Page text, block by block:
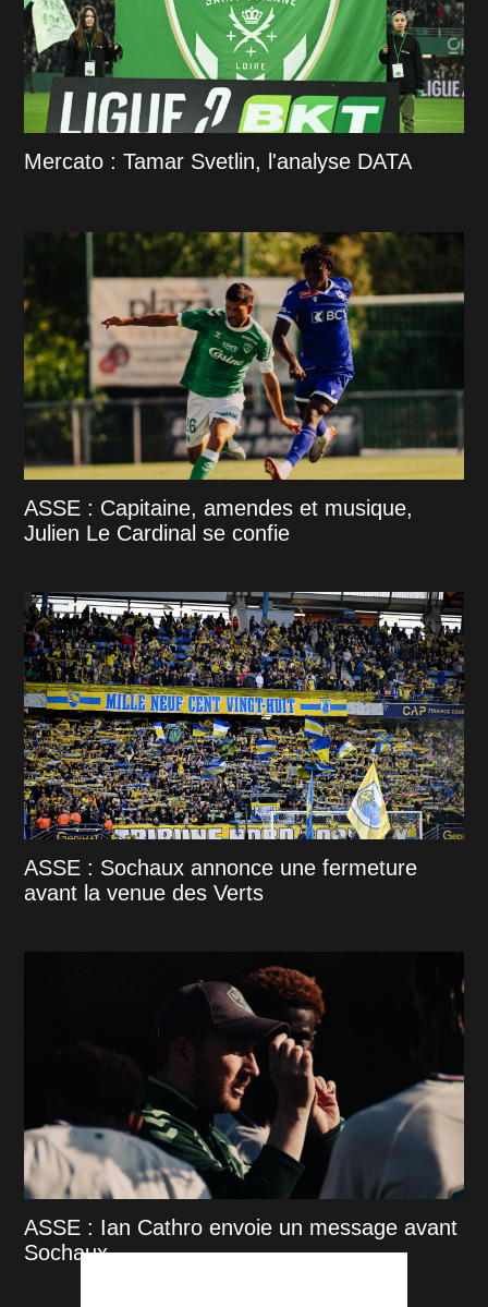
Mercato : Tamar Svetlin, l'analyse DATA
ASSE : Capitaine, amendes et musique,
Julien Le Cardinal se confie
ASSE : Sochaux annonce une fermeture
avant la venue des Verts
ASSE : Ian Cathro envoie un message avant
Sochaux